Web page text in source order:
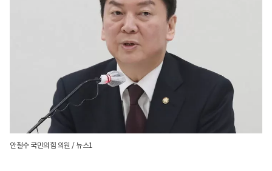
안철수 국민의힘 의원 / 뉴스1